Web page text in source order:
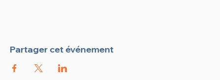
Partager cet événement